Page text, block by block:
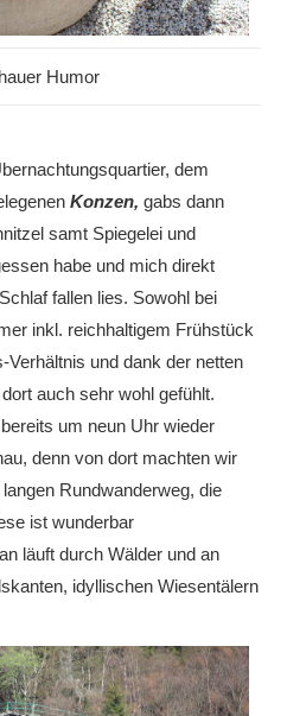
Humor
dem
Konzen, gabs dann
samt Spiegelei und
habe und mich direkt
fallen lies. Sowohl bei
inkl. reichhaltigem Frühstück
und dank der netten
auch sehr wohl gefühlt.
um neun Uhr wieder
denn von dort machten wir
Rundwanderweg, die
ist wunderbar
läuft durch Wälder und an
idyllischen Wiesentälern